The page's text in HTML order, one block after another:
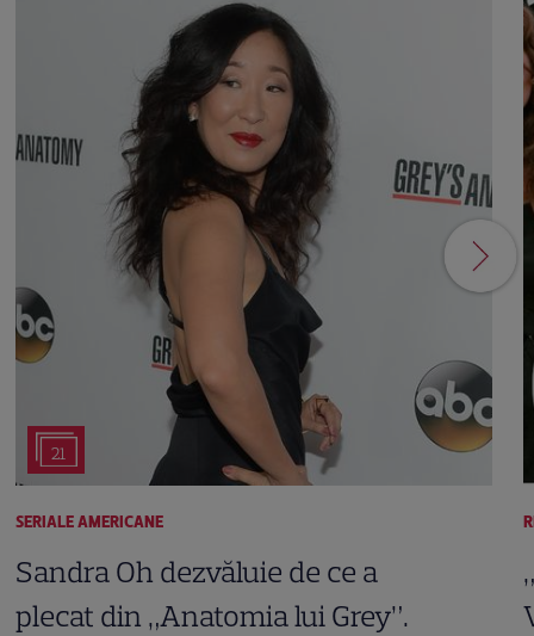
21
SERIALE AMERICANE
Sandra Oh dezvăluie de ce a
plecat din „Anatomia lui Grey”.